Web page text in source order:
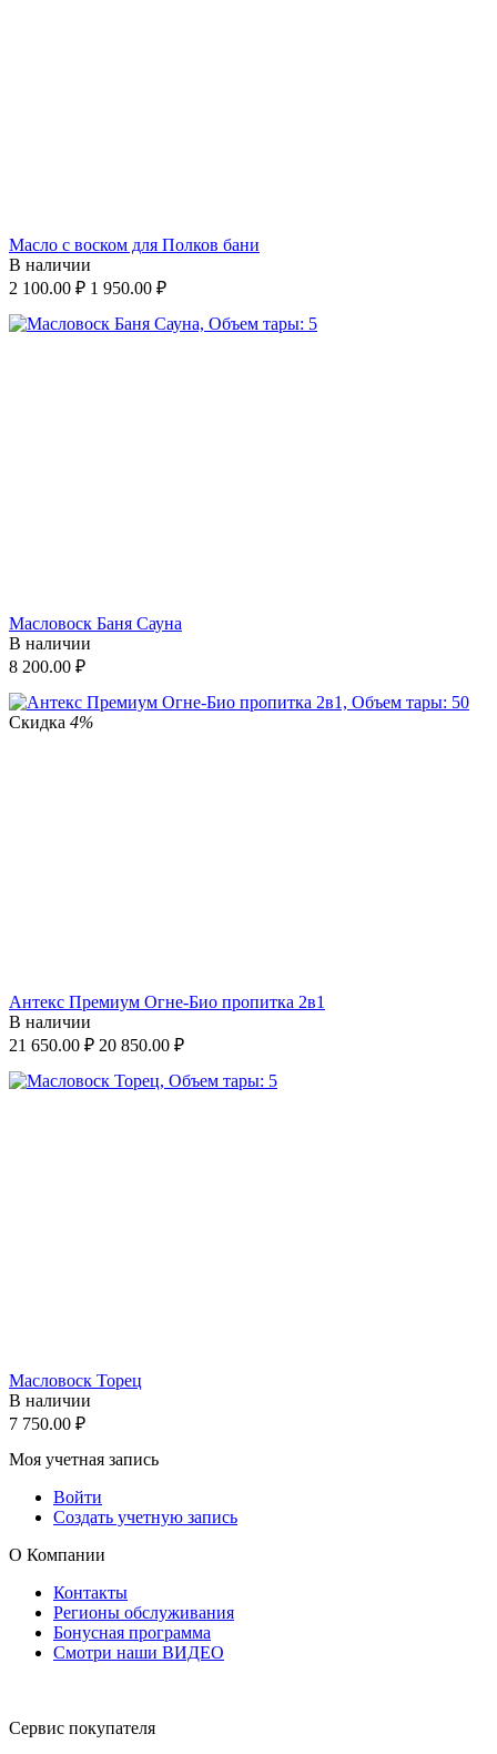
Масло с воском для Полков бани
В наличии
2 100.00 ₽ 1 950.00 ₽
Масловоск Баня Сауна
В наличии
8 200.00 ₽
Скидка 4%
Антекс Премиум Огне-Био пропитка 2в1
В наличии
21 650.00 ₽ 20 850.00 ₽
Масловоск Торец
В наличии
7 750.00 ₽
Моя учетная запись
Войти
Создать учетную запись
О Компании
Контакты
Регионы обслуживания
Бонусная программа
Смотри наши ВИДЕО
Сервис покупателя